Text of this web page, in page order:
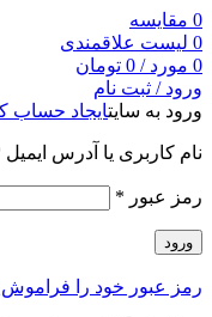
0 مقایسه
0 لیست علاقمندی
0 مورد /
0 تومان
ورود / ثبت نام
ورود به سایتایجاد حساب
نام کاربری یا آدرس ایمیل
رمز عبور *
ورود
رمز عبور خود را فراموش